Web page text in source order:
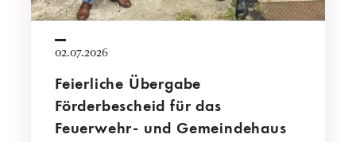
02.07.2026
Feierliche Übergabe
Förderbescheid für das
Feuerwehr- und Gemeindehaus